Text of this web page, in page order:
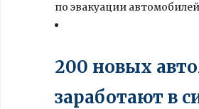
по эвакуации
200 новых
заработают в